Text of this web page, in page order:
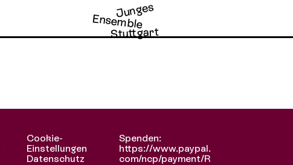
Junges
Ensemble
Stuttgart
Archiv
Cookie-
Einstellungen
Datenschutz
Spenden:
https://www.paypal.
com/ncp/payment/R